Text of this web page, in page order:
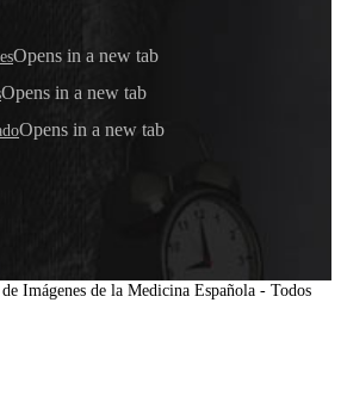
Opens in a new tab
Opens in a new tab
Opens in a new tab
Imágenes de la Medicina Española - Todos